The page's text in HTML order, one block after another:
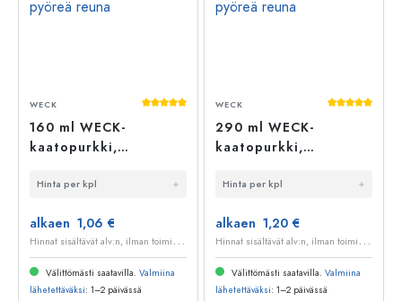
Keskimääräinen arvosana 5 5 tähdestä
WECK
160 ml WECK-
kaatopurkki,
reuna
Hinta per kpl
alkaen 1,06 €
H
innat sisältävät alv:n, ilman toimituskuluja
Välittömästi saatavilla. Valmiina
lähetettäväksi: 1–2 päivässä
WECK
290 ml WECK-
kaatopurkki,
reuna
Hinta per kpl
alkaen 1,20 €
H
innat sisältävät alv:n, ilman toimituskuluja
Välittömästi saatavilla. Valmiina
lähetettäväksi: 1–2 päivässä